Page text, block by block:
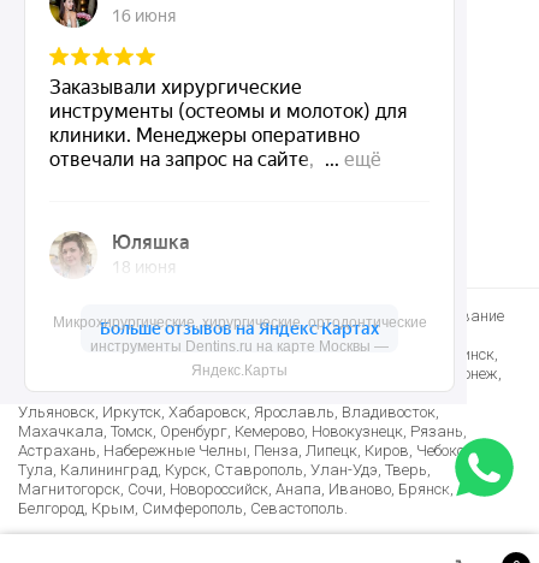
Микрохирургические, хирургические, ортодонтические
инструменты Dentins.ru на карте Москвы —
Яндекс.Карты
Карта сайта
Контакты
8 (495) 150-55-92
mail@dentins.ru
Быстро доставим стоматологические инструменты и оборудование
по Москве, Санкт-Петербургу и в другие регионы: Краснодар,
Новосибирск, Екатеринбург, Нижний Новгород, Казань, Челябинск,
Омск, Самара, Ростов-на-Дону, Уфа, Красноярск, Пермь, Воронеж,
Волгоград, Саратов, Тюмень, Тольятти, Ижевск, Барнаул,
Ульяновск, Иркутск, Хабаровск, Ярославль, Владивосток,
Махачкала, Томск, Оренбург, Кемерово, Новокузнецк, Рязань,
Астрахань, Набережные Челны, Пенза, Липецк, Киров, Чебоксары,
Тула, Калининград, Курск, Ставрополь, Улан-Удэ, Тверь,
Магнитогорск, Сочи, Новороссийск, Анапа, Иваново, Брянск,
Белгород, Крым, Симферополь, Севастополь.
Лучшие условия доставки в Армению, Казахстан, Беларусь,
Узбекистан, Таджикистан, Азербайджан, Киргизию и многие другие